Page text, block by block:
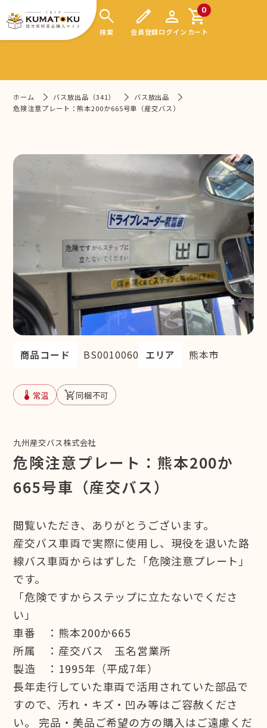
search
検索
edit
会員登録
person
ログイン
0
shopping_cart
カート
ホーム バス放出品（341）
バス放出品
危険注意プレート：熊本200か665号車（産交バス）
商品コード BS0010060 エリア 熊本市
device_thermostat 常温 remove_shopping_cart同梱不可
九州産交バス株式会社
危険注意プレート：熊本200か
665号車（産交バス）
閲覧いただき、ありがとうございます。
産交バス車両で実際に使用し、現役を退いた路
線バス車両からはずした「危険注意プレート」
です。
「危険ですからステップに立たないでくださ
い」
車番 ：熊本200か665
所属 ：産交バス 玉名営業所
製造 ：1995年（平成7年）
長年走行していた車両で活用されていた部品で
すので、汚れ・キズ・凹み等はご容赦くださ
い。 完品・美品ご希望の方の購入はご遠慮くだ